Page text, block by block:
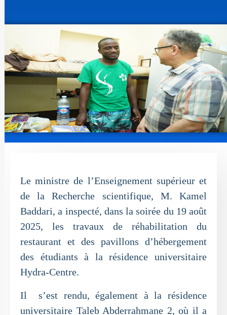
Le ministre de l’Enseignement supérieur et
de la Recherche scientifique, M. Kamel
Baddari, a inspecté, dans la soirée du 19 août
2025, les travaux de réhabilitation du
restaurant et des pavillons d’hébergement
des étudiants à la résidence universitaire
Hydra-Centre.
Il s’est rendu, également à la résidence
universitaire Taleb Abderrahmane 2, où il a